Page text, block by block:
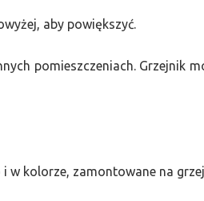
aby powiększyć.
pomieszczeniach. Grzejnik
w kolorze, zamontowane na